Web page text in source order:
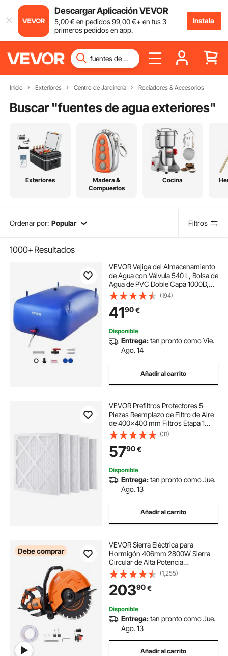
Descargar Aplicación VEVOR
5,00€ en pedidos99,00€+ en tus 3
primeros pedidos en app.
Instala
Inicio Exteriores Centro de Jardinería Rociadores & Accesorios
Buscar "fuentes de agua exteriores"
Exteriores
Madera &
Compuestos
Cocina
Ordenar por: Popular Filtros
1000+Resultados
VEVOR ​Vejiga del Almacenamiento
de Agua con Válvula 540 L, Bolsa de
Agua de PVC Doble Capa 1000D,
Portátil y Plegable, Resistente a
Fugas, para Autocaravanas,
Camiones, Uso en Exteriores, Azul
(194)
4190€
Disponible
Entrega:tan pronto como Vie.
Ago. 14
Añadir al carrito
VEVOR Prefiltros Protectores 5
Piezas Reemplazo de Filtro de Aire
de 400x400 mm Filtros Etapa 1
Compatibles con Purificador,
Purificadores de Aire, Equipos de
Restauración de Daños por Agua
(31)
5790€
Disponible
Entrega:tan pronto como Jue.
Ago. 13
Añadir al carrito
Debe comprar
VEVOR Sierra Eléctrica para
Hormigón 406mm 2800W Sierra
Circular de Alta Potencia
Profundidad de Corte de 152mm
Sierra de Disco Húmeda/Seca con
Tubería de Agua Bomba de Agua
Hoja para Piedra Ladrillo
(1,255)
20390€
Disponible
Entrega:tan pronto como Jue.
Ago. 13
Añadir al carrito